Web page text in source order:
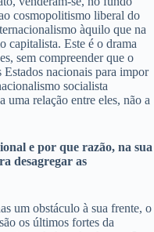
cosmopolitismo liberal do
àquilo que na
capitalista. Este é o drama
sem compreender que o
nacionais para impor
socialista
uma relação entre eles, não a
e por que razão, na sua
desagregar as
um obstáculo à sua frente, o
os últimos fortes da